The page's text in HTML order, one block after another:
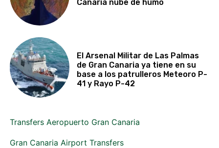
Canaria nube de humo
El Arsenal Militar de Las Palmas
de Gran Canaria ya tiene en su
base a los patrulleros Meteoro P-
41 y Rayo P-42
Transfers Aeropuerto Gran Canaria
Gran Canaria Airport Transfers